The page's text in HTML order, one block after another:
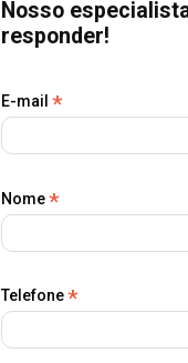
Nosso
responder!
E-mail *
Nome*
Telefone*